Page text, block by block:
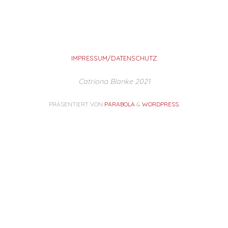
IMPRESSUM/DATENSCHUTZ
Catriona Blanke 2021
PRÄSENTIERT VON PARABOLA& WORDPRESS.